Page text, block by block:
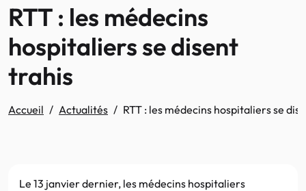
RTT : les médecins
hospitaliers se disent
trahis
Accueil Actualités RTT : les médecins hospitaliers se
Le 13 janvier dernier, les médecins hospitaliers